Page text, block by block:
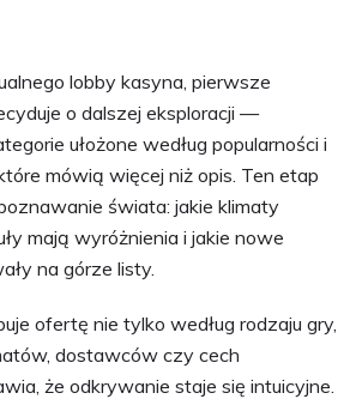
lobby kasyna, pierwsze
o dalszej eksploracji —
ułożone według popularności i
mówią więcej niż opis. Ten etap
świata: jakie klimaty
mają wyróżnienia i jakie nowe
na górze listy.
ofertę nie tylko według rodzaju gry,
dostawców czy cech
że odkrywanie staje się intuicyjne.